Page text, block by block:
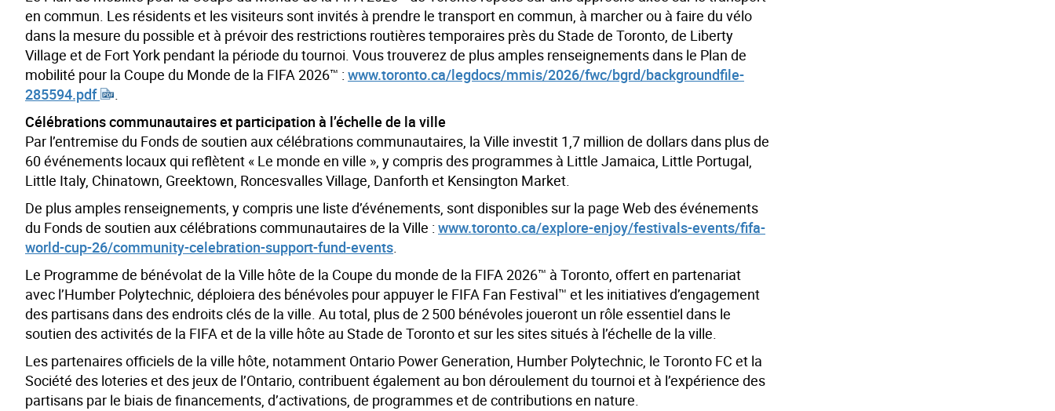
en commun. Les résidents et les visiteurs sont invités à prendre le transport en commun, à marcher ou à faire du vélo
dans la mesure du possible et à prévoir des restrictions routières temporaires près du Stade de Toronto, de Liberty
Village et de Fort York pendant la période du tournoi. Vous trouverez de plus amples renseignements dans le Plan de
mobilité pour la Coupe du Monde de la FIFA 2026™ : www.toronto.ca/legdocs/mmis/2026/fwc/bgrd/backgroundfile-
285594.pdf
Célébrations communautaires et participation à l’échelle de la ville
Par l’entremise du Fonds de soutien aux célébrations communautaires, la Ville investit 1,7 million de dollars dans plus de
60 événements locaux qui reflètent « Le monde en ville », y compris des programmes à Little Jamaica, Little Portugal,
Little Italy, Chinatown, Greektown, Roncesvalles Village, Danforth et Kensington Market.
De plus amples renseignements, y compris une liste d’événements, sont disponibles sur la page Web des événements
du Fonds de soutien aux célébrations communautaires de la Ville : www.toronto.ca/explore-enjoy/festivals-events/fifa-
world-cup-26/community-celebration-support-fund-events.
Le Programme de bénévolat de la Ville hôte de la Coupe du monde de la FIFA 2026™ à Toronto, offert en partenariat
avec l’Humber Polytechnic, déploiera des bénévoles pour appuyer le FIFA Fan Festival™ et les initiatives d’engagement
des partisans dans des endroits clés de la ville. Au total, plus de 2 500 bénévoles joueront un rôle essentiel dans le
soutien des activités de la FIFA et de la ville hôte au Stade de Toronto et sur les sites situés à l’échelle de la ville.
Les partenaires officiels de la ville hôte, notamment Ontario Power Generation, Humber Polytechnic, le Toronto FC et la
Société des loteries et des jeux de l’Ontario, contribuent également au bon déroulement du tournoi et à l’expérience des
partisans par le biais de financements, d’activations, de programmes et de contributions en nature.